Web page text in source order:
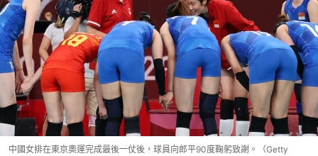
中國女排在東京奧運完成最後一仗後，球員向郎平90度鞠躬致謝。（Getty